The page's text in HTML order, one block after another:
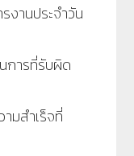
านประจำวัน
การที่รับผิด
มสำเร็จที่